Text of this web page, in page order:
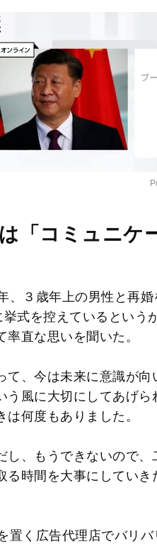
「コミュニケ
、３歳年上の男性と再
式を控えているという
直な思いを聞いた。
て、今は未来に意識が
う風に大切にしてあげ
何度もありました。
し、もうできないので
る時間を大事にしてい
置く広告代理店でバリバ